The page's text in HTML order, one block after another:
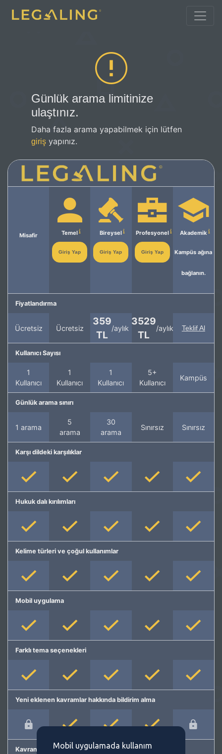
Günlük arama limitinize
ulaştınız.
Daha fazla arama yapabilmek için lütfen
giriş yapınız.
Misafir Temel
Giriş Yap
Bireysel
Giriş Yap
Profesyonel
Giriş Yap
Akademik
Kampüs ağına
bağlanın.
Fiyatlandırma
Ücretsiz Ücretsiz
359
TL
/aylık
3529
TL
/aylık Teklif Al
Kullanıcı Sayısı
1
Kullanıcı
1
Kullanıcı
1
Kullanıcı
5+
Kullanıcı
Kampüs
Günlük arama sınırı
1 arama
5
arama
30
arama
Sınırsız Sınırsız
Karşı dildeki karşılıklar
Hukuk dalı kırılımları
Kelime türleri ve çoğul kullanımlar
Mobil uygulama
Farklı tema seçenekleri
Yeni eklenen kavramlar hakkında bildirim alma
Kavram önermeMobil uygulamada kullanım